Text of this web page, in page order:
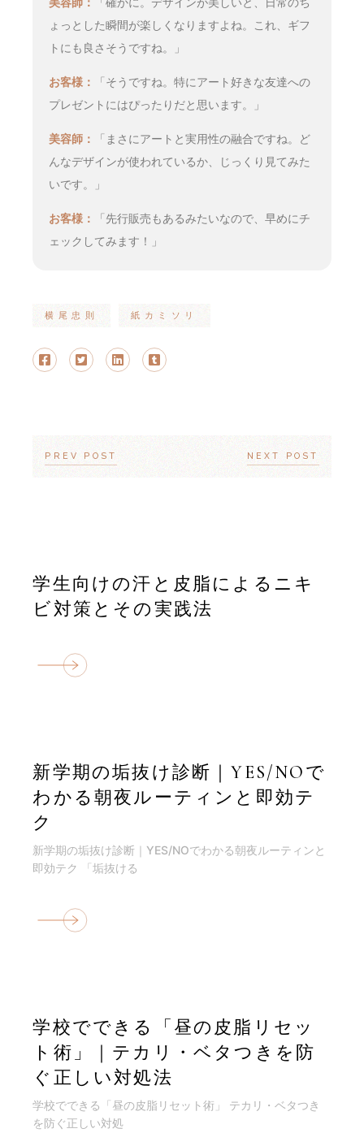
ょっとした瞬間が楽しくなりますよね。これ、ギフ
トにも良さそうですね。」
お客様：
「そうですね。特にアート好きな友達への
プレゼントにはぴったりだと思います。」
美容師：
「まさにアートと実用性の融合ですね。ど
んなデザインが使われているか、じっくり見てみた
いです。」
お客様：
「先行販売もあるみたいなので、早めにチ
ェックしてみます！」
横尾忠則 紙カミソリ
PREV POST NEXT POST
学生向けの汗と皮脂によるニキ
ビ対策とその実践法
新学期の垢抜け診断｜YES/NOで
わかる朝夜ルーティンと即効テ
ク
新学期の垢抜け診断｜YES/NOでわかる朝夜ルーティンと
即効テク 「垢抜ける
学校でできる「昼の皮脂リセッ
ト術」｜テカリ・ベタつきを防
ぐ正しい対処法
学校でできる「昼の皮脂リセット術」 テカリ・ベタつき
を防ぐ正しい対処